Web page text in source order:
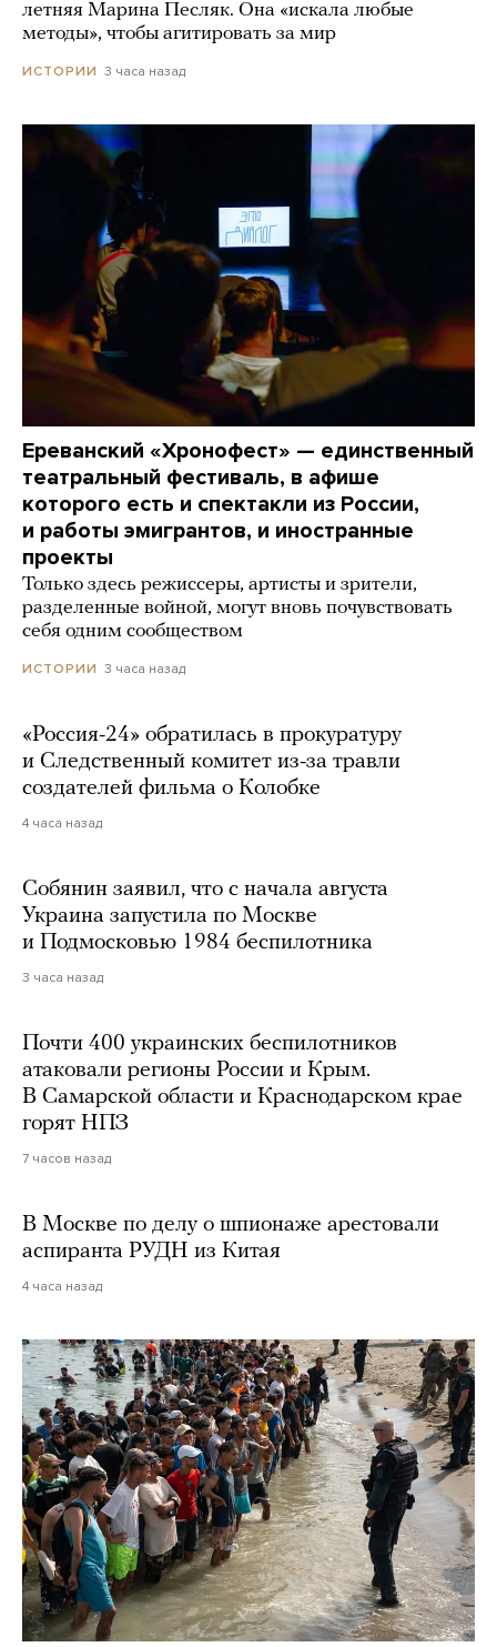
летняя Марина Песляк. Она «искала любые
методы», чтобы агитировать за мир
ИСТОРИИ 3 часа назад
Ереванский «Хронофест» — единственный
театральный фестиваль, в афише
которого есть и спектакли из России,
и работы эмигрантов, и иностранные
проекты
Только здесь режиссеры, артисты и зрители,
разделенные войной, могут вновь почувствовать
себя одним сообществом
ИСТОРИИ 3 часа назад
«Россия-24» обратилась в прокуратуру
и Следственный комитет из-за травли
создателей фильма о Колобке
4 часа назад
Собянин заявил, что с начала августа
Украина запустила по Москве
и Подмосковью 1984 беспилотника
3 часа назад
Почти 400 украинских беспилотников
атаковали регионы России и Крым.
В Самарской области и Краснодарском крае
горят НПЗ
7 часов назад
В Москве по делу о шпионаже арестовали
аспиранта РУДН из Китая
4 часа назад